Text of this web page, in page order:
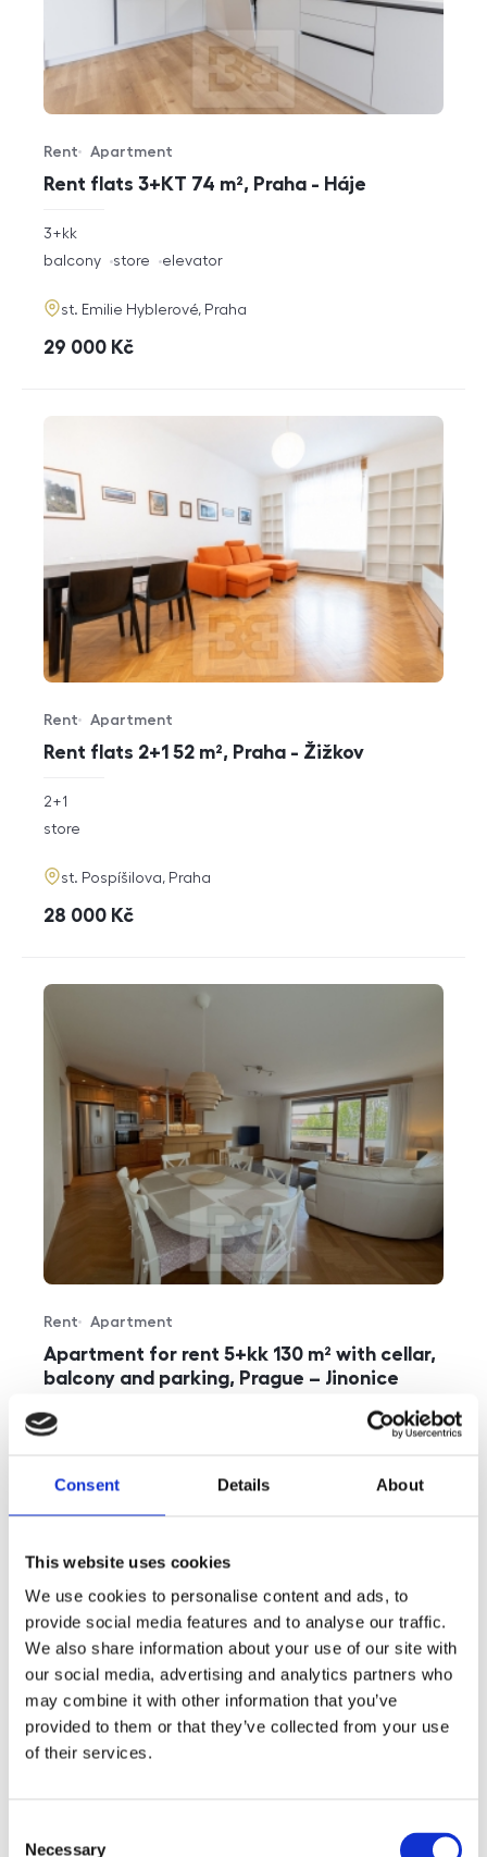
Consent Details About
This website uses cookies
We use cookies to personalise content and ads, to
provide social media features and to analyse our traffic.
We also share information about your use of our site with
our social media, advertising and analytics partners who
may combine it with other information that you’ve
provided to them or that they’ve collected from your use
of their services.
Necessary
Rent flats 3+KT 74 m², Praha - Háje
Offer type
Rent
Property type
Apartment
rozměry
3+kk
funkce
balcony store elevator
adresa
st. Emilie Hyblerové, Praha
cena
29 000 Kč
Rent flats 2+1 52 m², Praha - Žižkov
Offer type
Rent
Property type
Apartment
rozměry
2+1
funkce
store
adresa
st. Pospíšilova, Praha
cena
28 000 Kč
Apartment for rent 5+kk 130 m² with cellar,
balcony and parking, Prague – Jinonice
Offer type
Rent
Property type
Apartment
rozměry
disposition
5+kk